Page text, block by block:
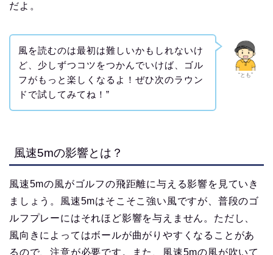
だよ。
“とも”
風を読むのは最初は難しいかもしれないけ
ど、少しずつコツをつかんでいけば、ゴル
フがもっと楽しくなるよ！ぜひ次のラウン
ドで試してみてね！”
風速5mの影響とは？
風速5mの風がゴルフの飛距離に与える影響を見ていき
ましょう。風速5mはそこそこ強い風ですが、普段のゴ
ルフプレーにはそれほど影響を与えません。ただし、
風向きによってはボールが曲がりやすくなることがあ
るので、注意が必要です。また、風速5mの風が吹いて